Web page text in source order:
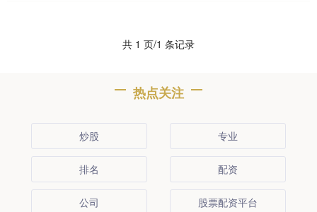
共 1 页/1 条记录
热点关注
炒股 专业
排名 配资
公司 股票配资平台